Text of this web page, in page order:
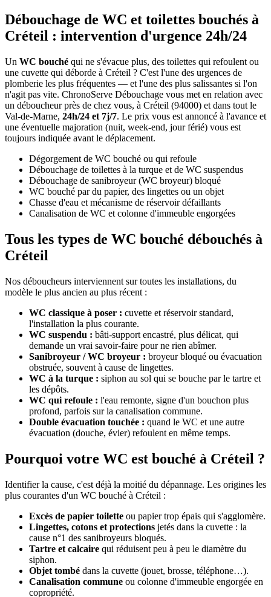
Débouchage de WC et toilettes bouchés à
Créteil : intervention d'urgence 24h/24
Un WC bouché qui ne s'évacue plus, des toilettes qui refoulent ou
une cuvette qui déborde à Créteil ? C'est l'une des urgences de
plomberie les plus fréquentes — et l'une des plus salissantes si l'on
n'agit pas vite. ChronoServe Débouchage vous met en relation avec
un déboucheur près de chez vous, à Créteil (94000) et dans tout le
Val-de-Marne, 24h/24 et 7j/7. Le prix vous est annoncé à l'avance et
une éventuelle majoration (nuit, week-end, jour férié) vous est
toujours indiquée avant le déplacement.
Dégorgement de WC bouché ou qui refoule
Débouchage de toilettes à la turque et de WC suspendus
Débouchage de sanibroyeur (WC broyeur) bloqué
WC bouché par du papier, des lingettes ou un objet
Chasse d'eau et mécanisme de réservoir défaillants
Canalisation de WC et colonne d'immeuble engorgées
Tous les types de WC bouché débouchés à
Créteil
Nos déboucheurs interviennent sur toutes les installations, du
modèle le plus ancien au plus récent :
WC classique à poser : cuvette et réservoir standard,
l'installation la plus courante.
WC suspendu : bâti-support encastré, plus délicat, qui
demande un vrai savoir-faire pour ne rien abîmer.
Sanibroyeur / WC broyeur : broyeur bloqué ou évacuation
obstruée, souvent à cause de lingettes.
WC à la turque : siphon au sol qui se bouche par le tartre et
les dépôts.
WC qui refoule : l'eau remonte, signe d'un bouchon plus
profond, parfois sur la canalisation commune.
Double évacuation touchée : quand le WC et une autre
évacuation (douche, évier) refoulent en même temps.
Pourquoi votre WC est bouché à Créteil ?
Identifier la cause, c'est déjà la moitié du dépannage. Les origines les
plus courantes d'un WC bouché à Créteil :
Excès de papier toilette ou papier trop épais qui s'agglomère.
Lingettes, cotons et protections jetés dans la cuvette : la
cause n°1 des sanibroyeurs bloqués.
Tartre et calcaire qui réduisent peu à peu le diamètre du
siphon.
Objet tombé dans la cuvette (jouet, brosse, téléphone…).
Canalisation commune ou colonne d'immeuble engorgée en
copropriété.